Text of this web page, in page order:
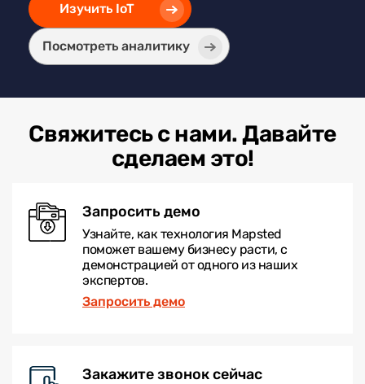
Изучить IoT
Посмотреть аналитику
Свяжитесь с нами. Давайте
сделаем это!
Запросить демо
Узнайте, как технология Mapsted
поможет вашему бизнесу расти, с
демонстрацией от одного из наших
экспертов.
Запросить демо
Закажите звонок сейчас